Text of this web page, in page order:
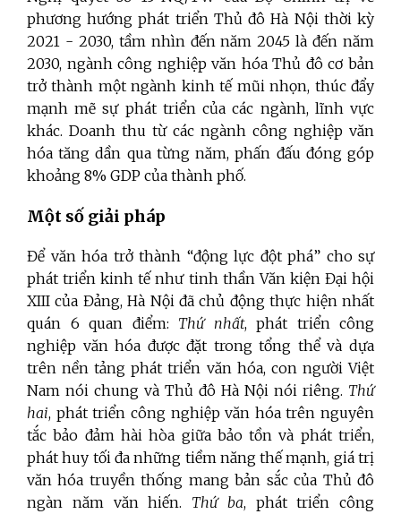
phương hướng phát triển Thủ đô Hà Nội thời kỳ
2021 - 2030, tầm nhìn đến năm 2045 là đến năm
2030, ngành công nghiệp văn hóa Thủ đô cơ bản
trở thành một ngành kinh tế mũi nhọn, thúc đẩy
mạnh mẽ sự phát triển của các ngành, lĩnh vực
khác. Doanh thu từ các ngành công nghiệp văn
hóa tăng dần qua từng năm, phấn đấu đóng góp
khoảng 8% GDP của thành phố.
Một số giải pháp
Để văn hóa trở thành “động lực đột phá” cho sự
phát triển kinh tế như tinh thần Văn kiện Đại hội
XIII của Đảng, Hà Nội đã chủ động thực hiện nhất
quán 6 quan điểm: Thứ nhất, phát triển công
nghiệp văn hóa được đặt trong tổng thể và dựa
trên nền tảng phát triển văn hóa, con người Việt
Nam nói chung và Thủ đô Hà Nội nói riêng. Thứ
hai, phát triển công nghiệp văn hóa trên nguyên
tắc bảo đảm hài hòa giữa bảo tồn và phát triển,
phát huy tối đa những tiềm năng thế mạnh, giá trị
văn hóa truyền thống mang bản sắc của Thủ đô
ngàn năm văn hiến. Thứ ba, phát triển công